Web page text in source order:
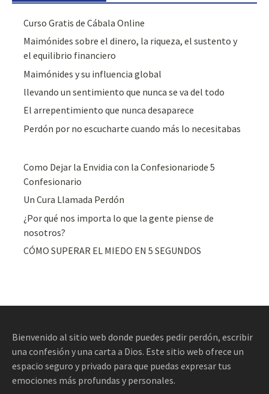
Curso Gratis de Cábala Online
Maimónides sobre el dinero, la riqueza, el sustento y
el equilibrio financiero
Maimónides y su influencia global
llevando un sentimiento que nunca se va del todo
El arrepentimiento que nunca desaparece
Perdón por no escucharte cuando más lo necesitabas
Como Dejar la Envidia con la Confesionariode 5
Confesionario
Un Cura Llamada Perdón
¿Por qué nos importa lo que la gente piense de
nosotros?
CÓMO SUPERAR EL MIEDO EN 5 SEGUNDOS
Bienvenido al sitio web donde puedes pedir perdón, escribir
una confesión y una carta a Dios. Este sitio web ofrece un
espacio seguro y privado para que puedas expresar tus
emociones más profundas y personales.